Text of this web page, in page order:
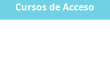
Cursos de Acceso